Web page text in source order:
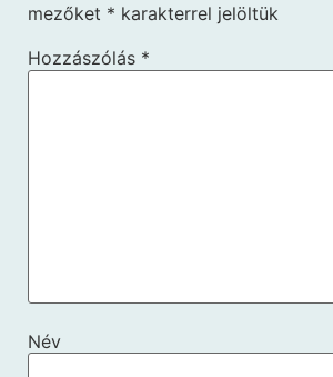
mezőket * karakterrel jelöltük
Hozzászólás *
Név